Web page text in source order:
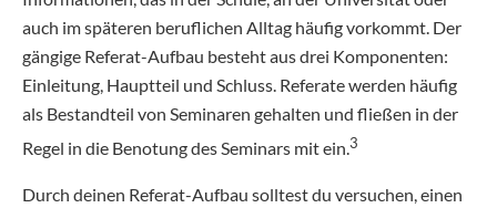
auch im späteren beruflichen Alltag häufig vorkommt. Der
gängige Referat-Aufbau besteht aus drei Komponenten:
Einleitung, Hauptteil und Schluss. Referate werden häufig
als Bestandteil von Seminaren gehalten und fließen in der
Regel in die Benotung des Seminars mit ein.3
Durch deinen Referat-Aufbau solltest du versuchen, einen